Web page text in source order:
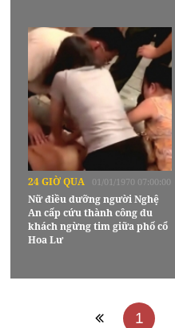
24 GIỜ QUA 01/01/1970 07:00:00
Nữ điều dưỡng người Nghệ
An cấp cứu thành công du
khách ngừng tim giữa phố cổ
Hoa Lư
1